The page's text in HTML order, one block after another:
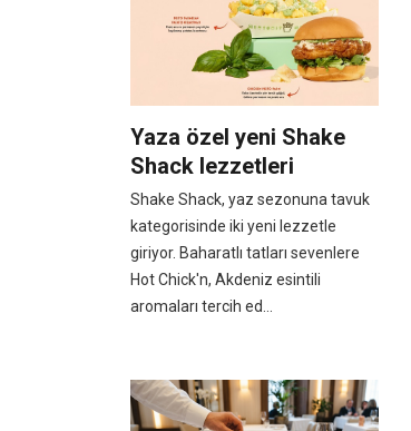
Yaza özel yeni Shake
Shack lezzetleri
Shake Shack, yaz sezonuna tavuk
kategorisinde iki yeni lezzetle
giriyor. Baharatlı tatları sevenlere
Hot Chick'n, Akdeniz esintili
aromaları tercih ed...